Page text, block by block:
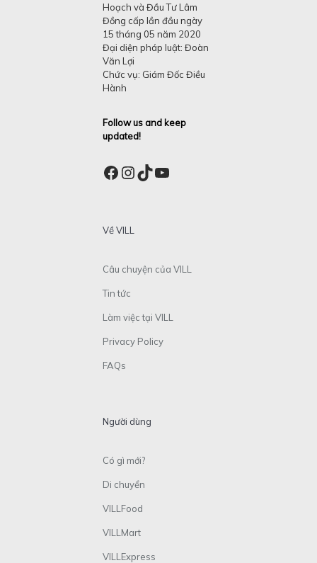
Hoạch và Đầu Tư Lâm
Đồng cấp lần đầu ngày
15 tháng 05 năm 2020
Đại diện pháp luật: Đoàn
Văn Lợi
Chức vụ: Giám Đốc Điều
Hành
Follow us and keep
updated!
Facebook
Instagram
TikTok
YouTube
Về VILL
Câu chuyện của VILL
Tin tức
Làm việc tại VILL
Privacy Policy
FAQs
Người dùng
Có gì mới?
Di chuyển
VILLFood
VILLMart
VILLExpress